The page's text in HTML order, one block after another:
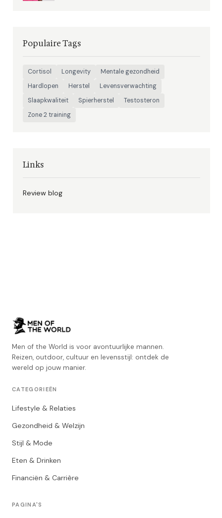
Populaire Tags
Cortisol Longevity
Mentale gezondheid
Hardlopen
Herstel
Levensverwachting
Slaapkwaliteit
Spierherstel
Testosteron
Zone 2 training
Links
Review blog
Men of the World is voor avontuurlijke mannen.
Reizen, outdoor, cultuur en levensstijl: ontdek de
wereld op jouw manier.
CATEGORIEËN
Lifestyle & Relaties
Gezondheid & Welzijn
Stijl & Mode
Eten & Drinken
Financiën & Carrière
PAGINA'S